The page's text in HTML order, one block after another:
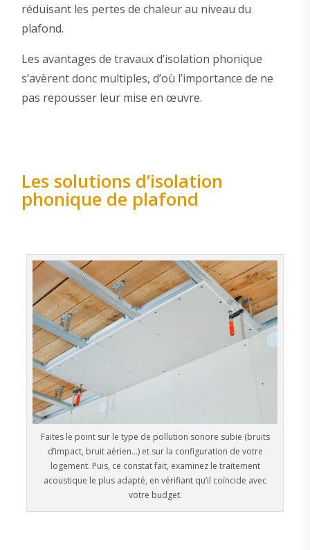
réduisant les pertes de chaleur au niveau du
plafond.
Les avantages de travaux d’isolation phonique
s’avèrent donc multiples, d’où l’importance de ne
pas repousser leur mise en œuvre.
Les solutions d’isolation
phonique de plafond
Faites le point sur le type de pollution sonore subie (bruits
d’impact, bruit aérien…) et sur la configuration de votre
logement. Puis, ce constat fait, examinez le traitement
acoustique le plus adapté, en vérifiant qu’il coïncide avec
votre budget.